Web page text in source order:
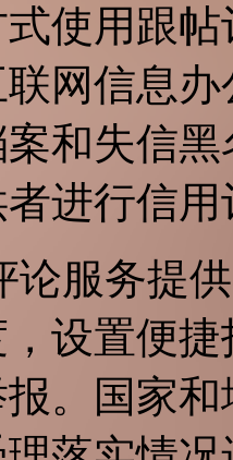
使用跟
网信息
和失信
进行信用
论服务提
设置便
。国家